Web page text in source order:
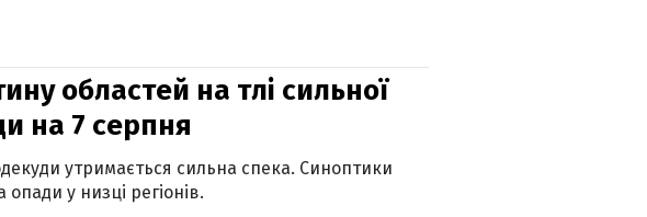
областей на тлі сильної
на 7 серпня
утримається сильна спека. Синоптики
у низці регіонів.